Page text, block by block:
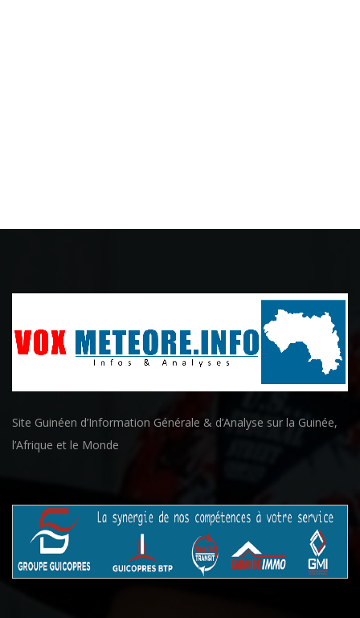
Site Guinéen d’Information Générale & d’Analyse sur la Guinée,
l’Afrique et le Monde